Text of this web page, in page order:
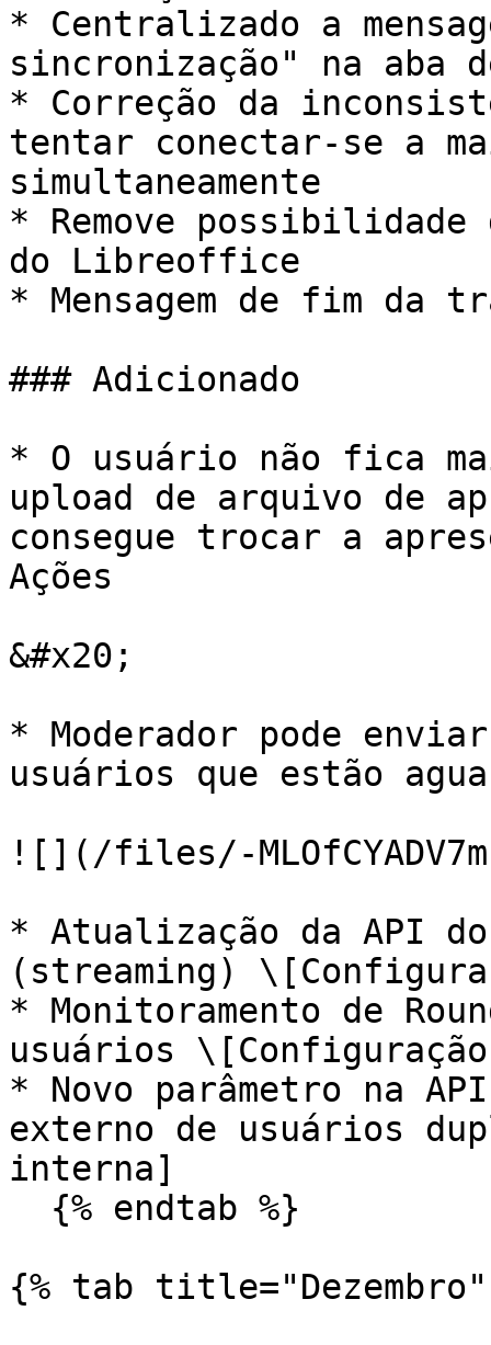
* Centralizado a
sincronização" na aba
* Correção da
tentar conectar-se a
simultaneamente
* Remove
do Libreoffice
* Mensagem de fim da
### Adicionado
* O usuário não fica
upload de arquivo de
consegue trocar a
Ações
&#x20;
* Moderador pode
usuários que estão
![](/files/-
* Atualização da API do
(streaming)
* Monitoramento de
usuários
* Novo parâmetro na
externo de usuários
interna]
{% tab